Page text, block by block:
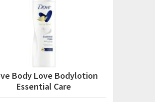
Body Love Bodylotion
Essential Care